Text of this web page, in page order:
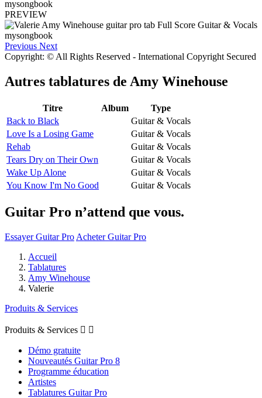
PREVIEW
Previous Next
Copyright: © All Rights Reserved - International Copyright Secured
Autres tablatures de Amy Winehouse
Titre Album
Type
Back to Black
Guitar & Vocals
Love Is a Losing Game
Guitar & Vocals
Rehab
Guitar & Vocals
Tears Dry on Their Own
Guitar & Vocals
Wake Up Alone
Guitar & Vocals
You Know I'm No Good
Guitar & Vocals
Guitar Pro n’attend que vous.
Essayer Guitar Pro Acheter Guitar Pro
Accueil
Tablatures
Amy Winehouse
Valerie
Produits & Services
Produits & Services  
Démo gratuite
Nouveautés Guitar Pro 8
Programme éducation
Artistes
Tablatures Guitar Pro